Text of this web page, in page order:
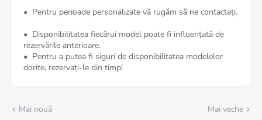
• Pentru perioade personalizate vă rugăm să ne contactați.
• Disponibilitatea fiecărui model poate fi influențată de
rezervările anterioare.
• Pentru a putea fi siguri de disponibilitatea modelelor
dorite, rezervați-le din timp!
Mai nouă Mai veche